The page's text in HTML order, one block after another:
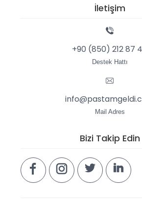
İletişim
+90 (850) 212 87
Destek Hattı
Mail Adres
Bizi Takip Edin